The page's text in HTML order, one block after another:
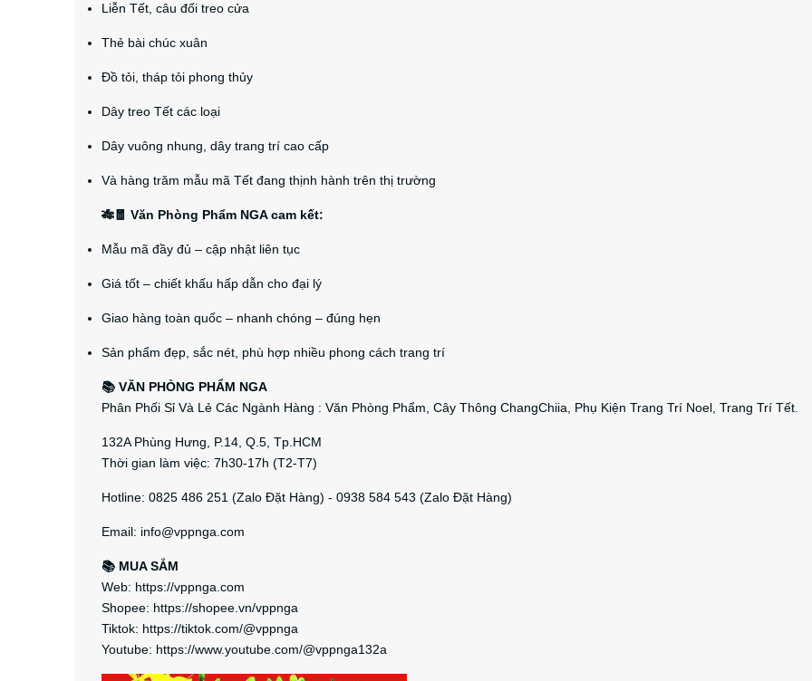
Liễn Tết, câu đối treo cửa
Thẻ bài chúc xuân
Đồ tỏi, tháp tỏi phong thủy
Dây treo Tết các loại
Dây vuông nhung, dây trang trí cao cấp
Và hàng trăm mẫu mã Tết đang thịnh hành trên thị trường
🎋🧧 Văn Phòng Phẩm NGA cam kết:
Mẫu mã đầy đủ – cập nhật liên tục
Giá tốt – chiết khấu hấp dẫn cho đại lý
Giao hàng toàn quốc – nhanh chóng – đúng hẹn
Sản phẩm đẹp, sắc nét, phù hợp nhiều phong cách trang trí
📚 VĂN PHÒNG PHẨM NGA
Phân Phối Sỉ Và Lẻ Các Ngành Hàng : Văn Phòng Phẩm, Cây Thông ChangChiia, Phụ Kiện Trang Trí Noel, Trang Trí Tết.
132A Phùng Hưng, P.14, Q.5, Tp.HCM
Thời gian làm việc: 7h30-17h (T2-T7)
Hotline: 0825 486 251 (Zalo Đặt Hàng) - 0938 584 543 (Zalo Đặt Hàng)
Email: info@vppnga.com
📚 MUA SẮM
Web: https://vppnga.com
Shopee: https://shopee.vn/vppnga
Tiktok: https://tiktok.com/@vppnga
Youtube: https://www.youtube.com/@vppnga132a